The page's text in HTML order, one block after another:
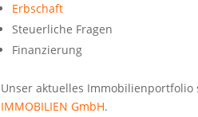
Erbschaft
Steuerliche Fragen
Finanzierung
Unser aktuelles
IMMOBILIEN GmbH.